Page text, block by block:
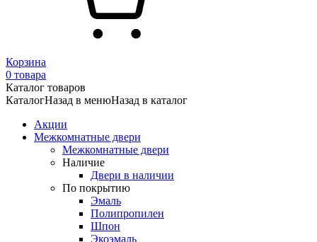
Корзина
0 товара
Каталог товаров
КаталогНазад в менюНазад в каталог
Акции
Межкомнатные двери
Межкомнатные двери
Наличие
Двери в наличии
По покрытию
Эмаль
Полипропилен
Шпон
Экоэмаль